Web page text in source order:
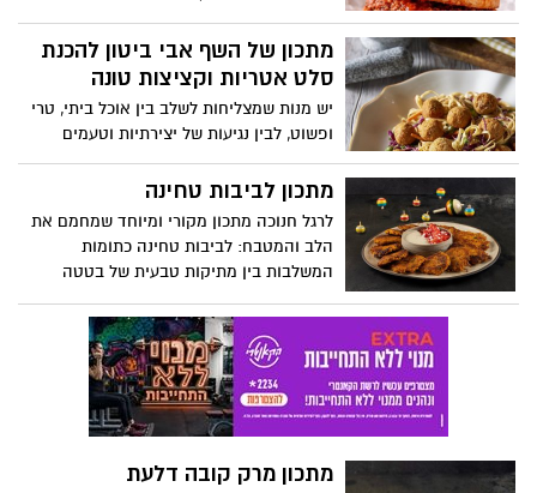
המבורגר שהכרת, המבורגר בנוסח הטורקי
ייחודי בכך שהוא מתבשל באדים ונספג כולו
ברוטב עגבניות ושום עשיר
מתכון של השף אבי ביטון להכנת
סלט אטריות וקציצות טונה
יש מנות שמצליחות לשלב בין אוכל ביתי, טרי
ופשוט, לבין נגיעות של יצירתיות וטעמים
מפתיעים. השף הידוע אבי ביטון משתף מתכון
להכנת סלט אטריות וקציצות. זאת במסגרת
שיצרו יחד מנה טעימה לקלילה להכנה,
מתכון לביבות טחינה
לרגל חנוכה מתכון מקורי ומיוחד שמחמם את
הלב והמטבח: לביבות טחינה כתומות
המשלבות בין מתיקות טבעית של בטטה
התוצאה היא לביבה רכה, צבעונית ומזמינה,
שמביאה איתה טעם של בית עם טוויסט חגיגי
ומודרני. המתכון קל להכנה ומושלם לאירוח,
למשפחה ולכל אוהבי החג. באדיבות חברת
אחווה
מתכון מרק קובה דלעת